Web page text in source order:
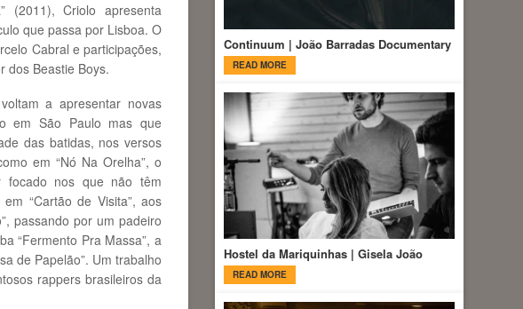
(2011), Criolo apresenta
que passa por Lisboa. O
Cabral e participações,
dos Beastie Boys.
a apresentar novas
em São Paulo mas que
das batidas, nos versos
em “Nó Na Orelha”, o
focado nos que não têm
“Cartão de Visita”, aos
passando por um padeiro
“Fermento Pra Massa”, a
de Papelão”. Um trabalho
rappers brasileiros da
Continuum | João Barradas Documentary
READ MORE
Hostel da Mariquinhas | Gisela João
READ MORE